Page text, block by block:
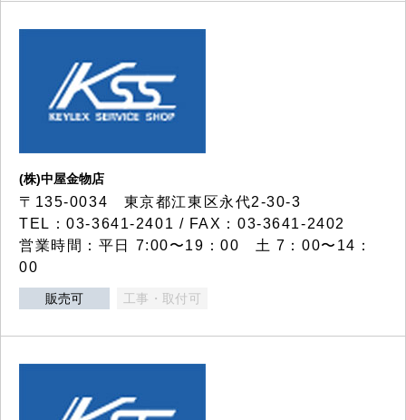
(株)中屋金物店
〒135-0034 東京都江東区永代2-30-3
TEL：03-3641-2401 / FAX：03-3641-2402
営業時間：平日 7:00〜19：00 土 7：00〜14：
00
販売可 工事・取付可